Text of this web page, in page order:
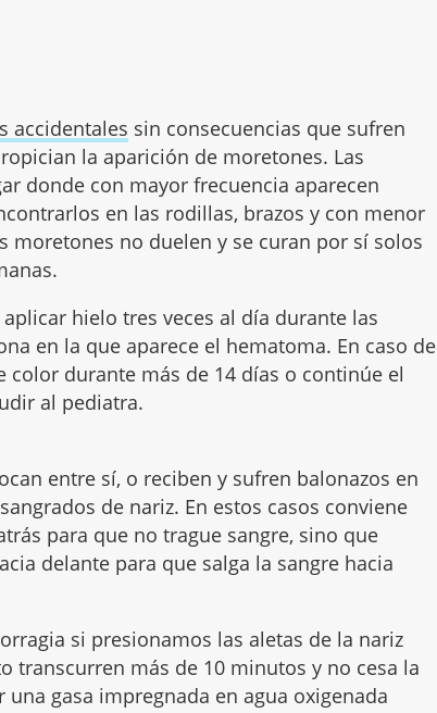
accidentales sin consecuencias que sufren
la aparición de moretones. Las
donde con mayor frecuencia aparecen
en las rodillas, brazos y con menor
moretones no duelen y se curan por sí solos
hielo tres veces al día durante las
en la que aparece el hematoma. En caso de
durante más de 14 días o continúe el
al pediatra.
entre sí, o reciben y sufren balonazos en
de nariz. En estos casos conviene
para que no trague sangre, sino que
delante para que salga la sangre hacia
si presionamos las aletas de la nariz
transcurren más de 10 minutos y no cesa la
gasa impregnada en agua oxigenada